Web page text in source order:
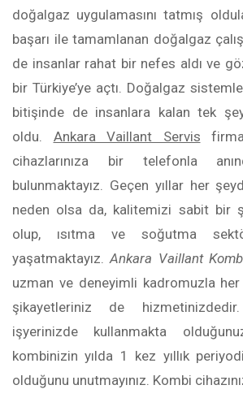
doğalgaz uygulamasını tatmış
başarı ile tamamlanan doğalgaz
de insanlar rahat bir nefes aldı ve
bir Türkiye’ye açtı. Doğalgaz
bitişinde de insanlara kalan tek
oldu. Ankara Vaillant Servis
cihazlarınıza bir telefonla
bulunmaktayız. Geçen yıllar her
neden olsa da, kalitemizi sabit bir
olup, ısıtma ve soğutma
yaşatmaktayız.Ankara Vaillant
uzman ve deneyimli kadromuzla
şikayetleriniz de
işyerinizde kullanmakta
kombinizin yılda 1 kez yıllık
olduğunu unutmayınız. Kombi